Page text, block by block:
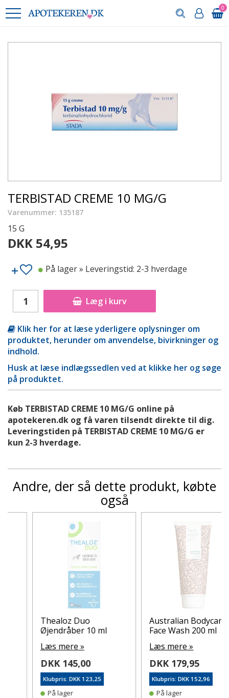
0
TERBISTAD CREME 10 MG/G
Varenummer: 135187
15 G
DKK 54,95
Læg i kurv
På lager» Leveringstid: 2-3 hverdage
Klik her for at læse yderligere oplysninger om
produktet, herunder om anvendelse, bivirkninger og
indhold.
Husk at læse indlægssedlen ved at klikke her og søge
på produktet.
Køb TERBISTAD CREME 10 MG/G online på
apotekeren.dk og få varen tilsendt direkte til dig.
Leveringstiden på TERBISTAD CREME 10 MG/G er
kun 2-3 hverdage.
Andre, der så dette produkt, købte
også
Thealoz Duo
Øjendråber 10 ml
Læs mere »
DKK 145,00
Klubpris: DKK 123,25
På lager
Australian Bodycare
Face Wash 200 ml
Læs mere »
DKK 179,95
Klubpris: DKK 152,96
På lager